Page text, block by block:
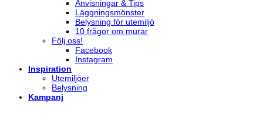
Anvisningar & Tips
Läggningsmönster
Belysning för utemiljö
10 frågor om murar
Följ oss!
Facebook
Instagram
Inspiration
Utemiljöer
Belysning
Kampanj